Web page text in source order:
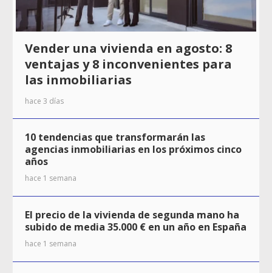
Vender una vivienda en agosto: 8
ventajas y 8 inconvenientes para
las inmobiliarias
hace 3 días
10 tendencias que transformarán las
agencias inmobiliarias en los próximos cinco
años
hace 1 semana
El precio de la vivienda de segunda mano ha
subido de media 35.000 € en un año en España
hace 1 semana